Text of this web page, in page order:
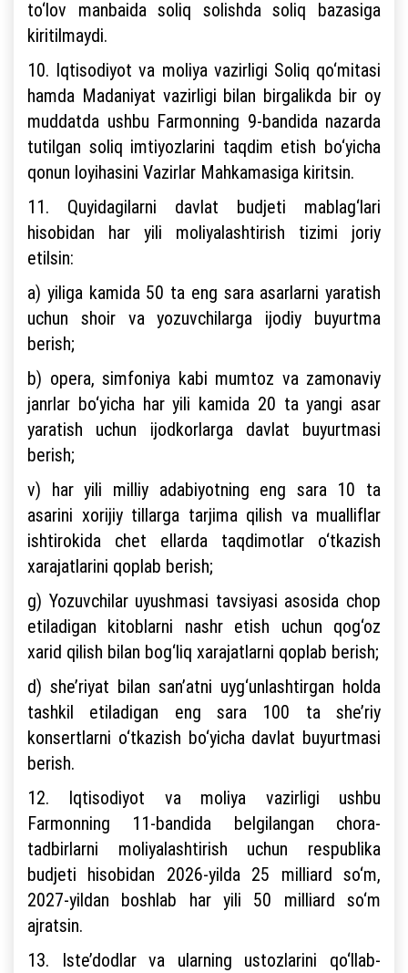
to‘lov manbaida soliq solishda soliq bazasiga
kiritilmaydi.
10. Iqtisodiyot va moliya vazirligi Soliq qo‘mitasi
hamda Madaniyat vazirligi bilan birgalikda bir oy
muddatda ushbu Farmonning 9-bandida nazarda
tutilgan soliq imtiyozlarini taqdim etish bo‘yicha
qonun loyihasini Vazirlar Mahkamasiga kiritsin.
11. Quyidagilarni davlat budjeti mablag‘lari
hisobidan har yili moliyalashtirish tizimi joriy
etilsin:
a) yiliga kamida 50 ta eng sara asarlarni yaratish
uchun shoir va yozuvchilarga ijodiy buyurtma
berish;
b) opera, simfoniya kabi mumtoz va zamonaviy
janrlar bo‘yicha har yili kamida 20 ta yangi asar
yaratish uchun ijodkorlarga davlat buyurtmasi
berish;
v) har yili milliy adabiyotning eng sara 10 ta
asarini xorijiy tillarga tarjima qilish va mualliflar
ishtirokida chet ellarda taqdimotlar o‘tkazish
xarajatlarini qoplab berish;
g) Yozuvchilar uyushmasi tavsiyasi asosida chop
etiladigan kitoblarni nashr etish uchun qog‘oz
xarid qilish bilan bog‘liq xarajatlarni qoplab berish;
d) she’riyat bilan san’atni uyg‘unlashtirgan holda
tashkil etiladigan eng sara 100 ta she’riy
konsertlarni o‘tkazish bo‘yicha davlat buyurtmasi
berish.
12. Iqtisodiyot va moliya vazirligi ushbu
Farmonning 11-bandida belgilangan chora-
tadbirlarni moliyalashtirish uchun respublika
budjeti hisobidan 2026-yilda 25 milliard so‘m,
2027-yildan boshlab har yili 50 milliard so‘m
ajratsin.
13. Iste’dodlar va ularning ustozlarini qo‘llab-